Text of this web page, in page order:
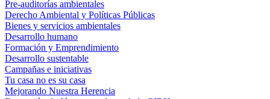
Pre-auditorías ambientales
Derecho Ambiental y Políticas Públicas
Bienes y servicios ambientales
Desarrollo humano
Formación y Emprendimiento
Desarrollo sustentable
Campañas e iniciativas
Tu casa no es su casa
Mejorando Nuestra Herencia